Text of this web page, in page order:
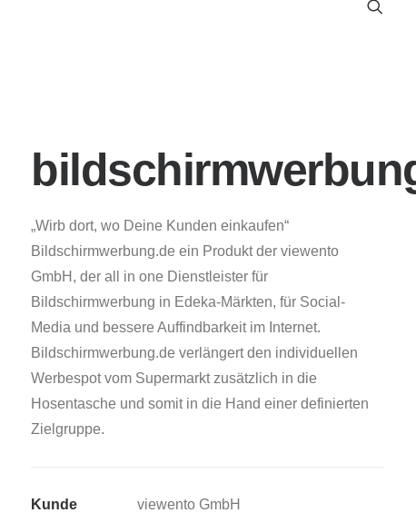
„Wirb dort, wo Deine Kunden einkaufen“
Bildschirmwerbung.de ein Produkt der viewento
GmbH, der all in one Dienstleister für
Bildschirmwerbung in Edeka-Märkten, für Social-
Media und bessere Auffindbarkeit im Internet.
Bildschirmwerbung.de verlängert den individuellen
Werbespot vom Supermarkt zusätzlich in die
Hosentasche und somit in die Hand einer definierten
Zielgruppe.
Kunde
viewento GmbH